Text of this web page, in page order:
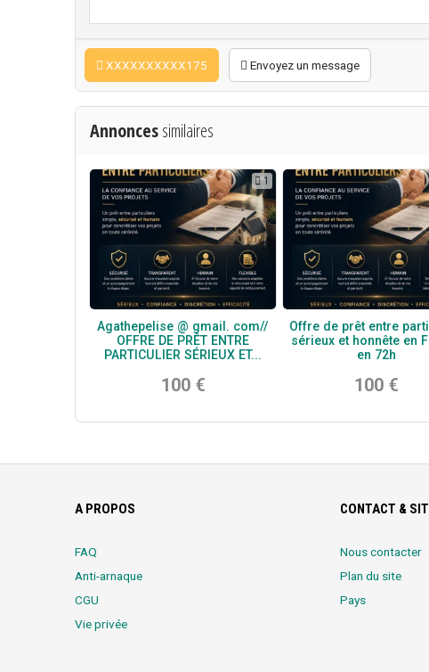
XXXXXXXXXX175 Envoyez un message
Annoncessimilaires
1
Agathepelise @ gmail. com//
OFFRE DE PRÊT ENTRE
PARTICULIER SÉRIEUX ET...
100 €
Offre de prêt entre
sérieux et honnête en
en 72h
100 €
A PROPOS
FAQ
Anti-arnaque
CGU
Vie privée
CONTACT &
Nous contacter
Plan du site
Pays